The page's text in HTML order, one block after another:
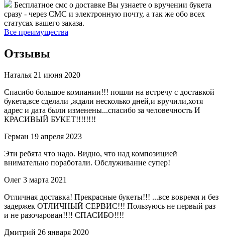
Бесплатное смс о доставке Вы узнаете о вручении букета
сразу - через СМС и электронную почту, а так же обо всех
статусах вашего заказа.
Все преимущества
Отзывы
Наталья 21 июня 2020
Спасибо большое компании!!! пошли на встречу с доставкой
букета,все сделали ,ждали несколько дней,и вручили,хотя
адрес и дата были изменены...спасибо за человечность И
КРАСИВЫЙ БУКЕТ!!!!!!!!
Герман 19 апреля 2023
Эти ребята что надо. Видно, что над композицией
внимательно поработали. Обслуживание супер!
Олег 3 марта 2021
Отличная доставка! Прекрасные букеты!!! ...все вовремя и без
задержек ОТЛИЧНЫЙ СЕРВИС!!! Пользуюсь не первый раз
и не разочарован!!!! СПАСИБО!!!!
Дмитрий 26 января 2020